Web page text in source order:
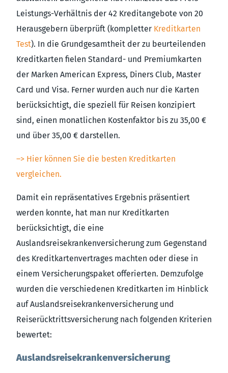
Leistungs-Verhältnis der 42 Kreditangebote von 20
Herausgebern überprüft (kompletter Kreditkarten
Test). In die Grundgesamtheit der zu beurteilenden
Kreditkarten fielen Standard- und Premiumkarten
der Marken American Express, Diners Club, Master
Card und Visa. Ferner wurden auch nur die Karten
berücksichtigt, die speziell für Reisen konzipiert
sind, einen monatlichen Kostenfaktor bis zu 35,00 €
und über 35,00 € darstellen.
–> Hier können Sie die besten Kreditkarten
vergleichen.
Damit ein repräsentatives Ergebnis präsentiert
werden konnte, hat man nur Kreditkarten
berücksichtigt, die eine
Auslandsreisekrankenversicherung zum Gegenstand
des Kreditkartenvertrages machten oder diese in
einem Versicherungspaket offerierten. Demzufolge
wurden die verschiedenen Kreditkarten im Hinblick
auf Auslandsreisekrankenversicherung und
Reiserücktrittsversicherung nach folgenden Kriterien
bewertet:
Auslandsreisekrankenversicherung